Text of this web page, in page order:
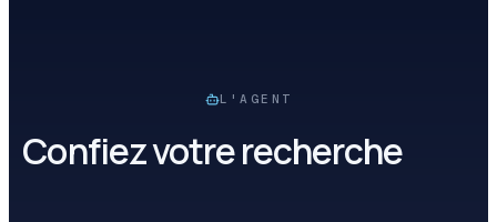
L'AGENT
Confiez votre recherche